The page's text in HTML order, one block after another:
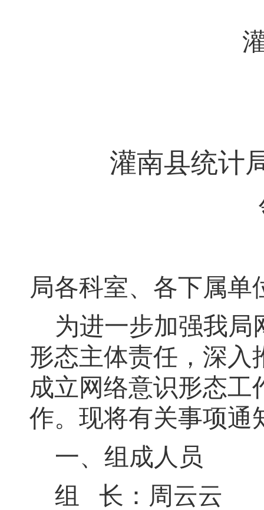
灌南县统计
局各科室、各下属单
为进一步加强我局
形态主体责任 ， 深入
成立网络意识形态工
作。 现将有关事项通
一、组成人员
组
长：周云云